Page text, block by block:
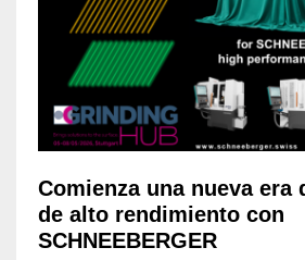
Comienza una nueva era
de alto rendimiento con
SCHNEEBERGER